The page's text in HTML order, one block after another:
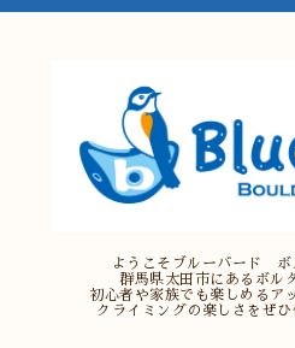
ようこそブルーバード ボ
群馬県太田市にあるボル
初心者や家族でも楽しめるア
クライミングの楽しさをぜひ